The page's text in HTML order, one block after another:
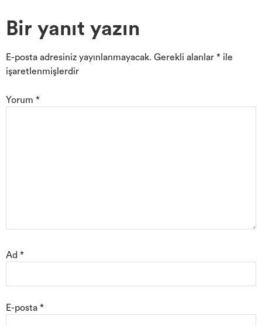
Bir yanıt yazın
E-posta adresiniz yayınlanmayacak. Gerekli alanlar * ile
işaretlenmişlerdir
Yorum *
Ad *
E-posta *